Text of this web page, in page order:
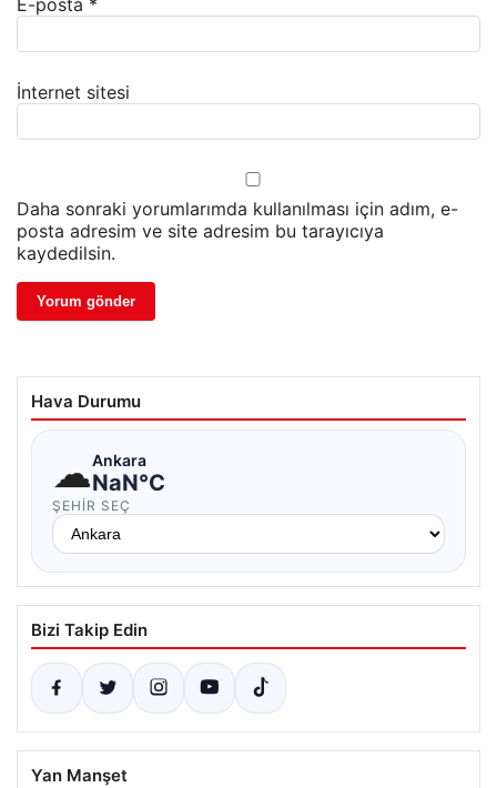
E-posta *
İnternet sitesi
Daha sonraki yorumlarımda kullanılması için adım, e-
posta adresim ve site adresim bu tarayıcıya
kaydedilsin.
Hava Durumu
☁Ankara
NaN°C
ŞEHIR SEÇ
Bizi Takip Edin
Yan Manşet